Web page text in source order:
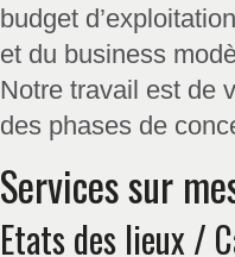
budget
et du business
Notre travail est de
des phases de
Services sur
Etats des lieux /